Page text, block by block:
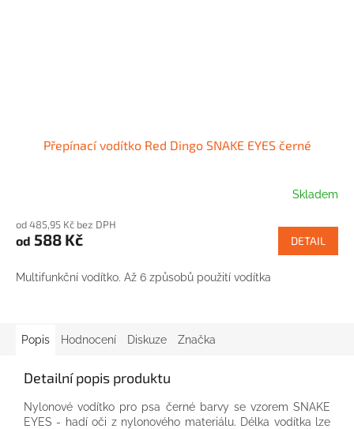
Přepínací vodítko Red Dingo SNAKE EYES černé
Skladem
od 485,95 Kč bez DPH
od 588 Kč DETAIL
Multifunkční vodítko. Až 6 způsobů použití vodítka
Popis Hodnocení Diskuze Značka
Detailní popis produktu
Nylonové vodítko pro psa černé barvy se vzorem SNAKE
EYES - hadí oči z nylonového materiálu. Délka vodítka
lze